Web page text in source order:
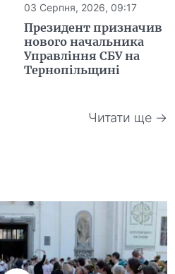
03 Серпня, 2026, 09:17
Президент призначив
нового начальника
Управління СБУ на
Тернопільщині
Читати ще →